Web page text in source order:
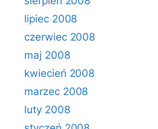
lipiec 2008
czerwiec 2008
maj 2008
kwiecień 2008
marzec 2008
luty 2008